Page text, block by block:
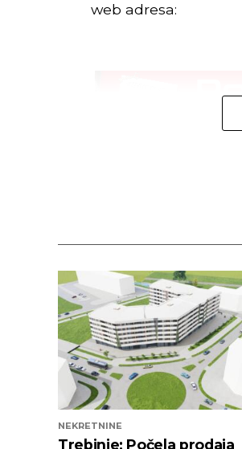
web adresa:
NEKRETNINE
Trebinje: Počela prodaja